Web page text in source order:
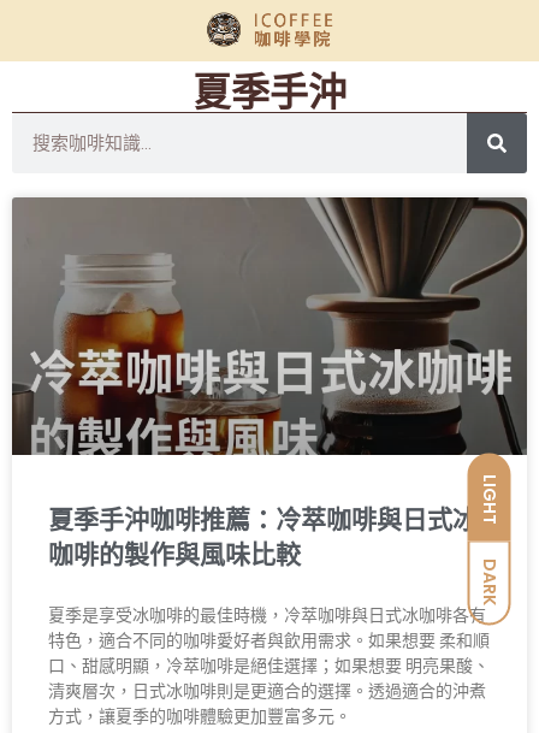
LIGHT
DARK
夏季手沖
夏季手沖咖啡推薦：冷萃咖啡與日式冰
咖啡的製作與風味比較
夏季是享受冰咖啡的最佳時機，冷萃咖啡與日式冰咖啡各有
特色，適合不同的咖啡愛好者與飲用需求。如果想要 柔和順
口、甜感明顯，冷萃咖啡是絕佳選擇；如果想要 明亮果酸、
清爽層次，日式冰咖啡則是更適合的選擇。透過適合的沖煮
方式，讓夏季的咖啡體驗更加豐富多元。